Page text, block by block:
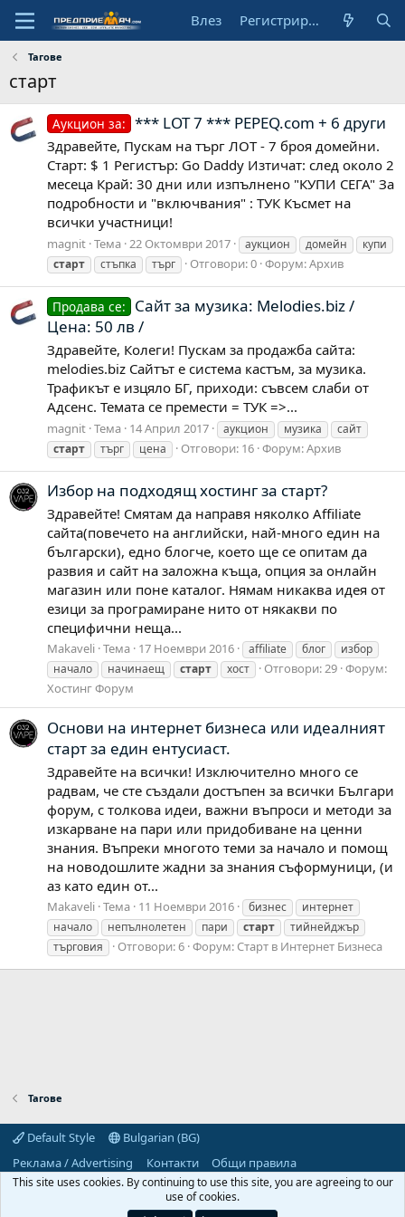
Влез Регистрирай се
Тагове
старт
Аукцион за: *** LOT 7 *** PEPEQ.com + 6 други
Здравейте, Пускам на търг ЛОТ - 7 броя домейни.
Старт: $ 1 Регистър: Go Daddy Изтичат: след около 2
месеца Край: 30 дни или изпълнено "КУПИ СЕГА" За
подробности и "включвания" : ТУК Късмет на
всички участници!
magnit Тема 22 Октомври 2017 аукцион домейн
купи
старт
стъпка търг Отговори: 0 Форум:Архив
Продава се:
Сайт за музика: Melodies.biz /
Цена: 50 лв /
Здравейте, Колеги! Пускам за продажба сайта:
melodies.biz Сайтът е система кастъм, за музика.
Трафикът е изцяло БГ, приходи: съвсем слаби от
Адсенс. Темата се премести = ТУК =>...
magnit Тема 14 Април 2017 аукцион музика
сайт
старт
търг цена Отговори: 16 Форум:Архив
Избор на подходящ хостинг за старт?
Здравейте! Смятам да направя няколко Affiliate
сайта(повечето на английски, най-много един на
български), едно блогче, което ще се опитам да
развия и сайт на заложна къща, опция за онлайн
магазин или поне каталог. Нямам никаква идея от
езици за програмиране нито от някакви по
специфични неща...
Makaveli Тема 17 Ноември 2016 affiliate блог
избор
начало
начинаещ старт хост Отговори: 29 Форум:
Хостинг Форум
Основи на интернет бизнеса или идеалният
старт за един ентусиаст.
Здравейте на всички! Изключително много се
радвам, че сте създали достъпен за всички Българи
форум, с толкова идеи, важни въпроси и методи за
изкарване на пари или придобиване на ценни
знания. Въпреки многото теми за начало и помощ
на новодошлите жадни за знания съформуници, (и
аз като един от...
Makaveli Тема 11 Ноември 2016 бизнес
интернет
начало
непълнолетен пари старт
тийнейджър
търговия
Отговори: 6 Форум: Старт в Интернет Бизнеса
Тагове
Default Style
Bulgarian (BG)
Реклама / Advertising
Контакти
Общи правила
Декларация за поверителност
Помощ Начало
R
S
Predpriemach.com © 2006-2026. Hosting by:
This site uses cookies. By continuing to use this site, you are agreeing to our
use of cookies.